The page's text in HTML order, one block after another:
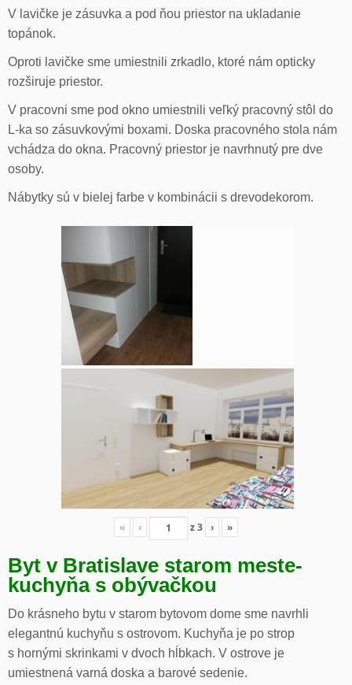
V lavičke je zásuvka a pod ňou priestor na ukladanie
topánok.
Oproti lavičke sme umiestnili zrkadlo, ktoré nám opticky
rozširuje priestor.
V pracovni sme pod okno umiestnili veľký pracovný stôl do
L-ka so zásuvkovými boxami. Doska pracovného stola nám
vchádza do okna. Pracovný priestor je navrhnutý pre dve
osoby.
Nábytky sú v bielej farbe v kombinácii s drevodekorom.
« ‹ z3 › »
Byt v Bratislave starom meste-
kuchyňa s obývačkou
Do krásneho bytu v starom bytovom dome sme navrhli
elegantnú kuchyňu s ostrovom. Kuchyňa je po strop
s hornými skrinkami v dvoch hĺbkach. V ostrove je
umiestnená varná doska a barové sedenie.